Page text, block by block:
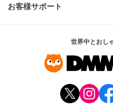
お客様サポート
世界中とおし